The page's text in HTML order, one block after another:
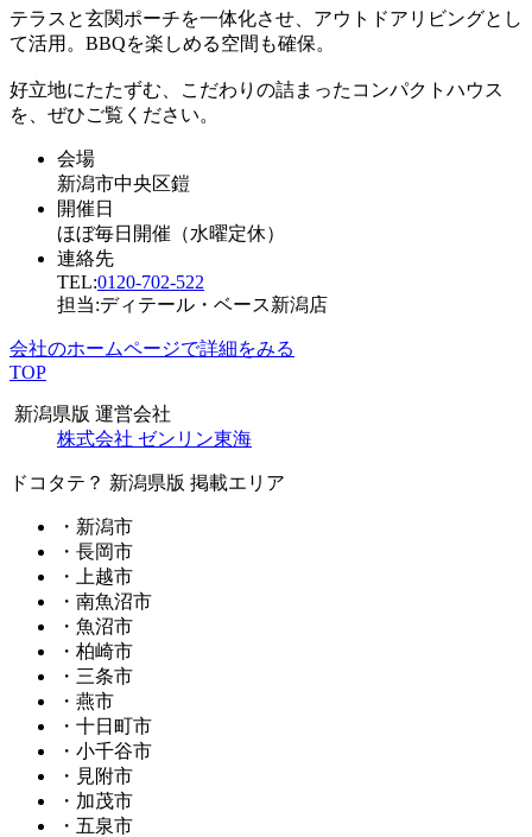
テラスと玄関ポーチを一体化させ、アウトドアリビングとし
て活用。BBQを楽しめる空間も確保。
好立地にたたずむ、こだわりの詰まったコンパクトハウス
を、ぜひご覧ください。
会場
新潟市中央区鎧
開催日
ほぼ毎日開催（水曜定休）
連絡先
TEL:0120-702-522
担当:ディテール・ベース新潟店
会社のホームページで詳細をみる
TOP
新潟県版 運営会社
株式会社 ゼンリン東海
ドコタテ？ 新潟県版 掲載エリア
・新潟市
・長岡市
・上越市
・南魚沼市
・魚沼市
・柏崎市
・三条市
・燕市
・十日町市
・小千谷市
・見附市
・加茂市
・五泉市